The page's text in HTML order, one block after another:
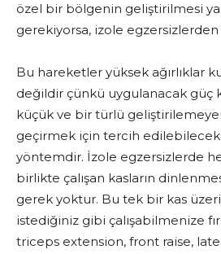
özel bir bölgenin geliştirilmesi
gerekiyorsa, izole egzersizlerden
Bu hareketler yüksek ağırlıklar
değildir çünkü uygulanacak güç
küçük ve bir türlü
geçirmek için tercih
yöntemdir. İzole egzersizlerde
birlikte çalışan kasların
gerek yoktur. Bu tek bir kas
istediğiniz gibi çalışabilmenize
triceps extension, front raise,